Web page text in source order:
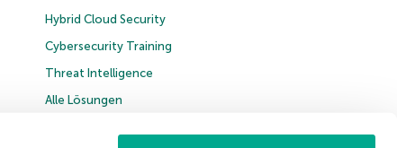
Hybrid Cloud Security
Cybersecurity Training
Threat Intelligence
Alle Lösungen